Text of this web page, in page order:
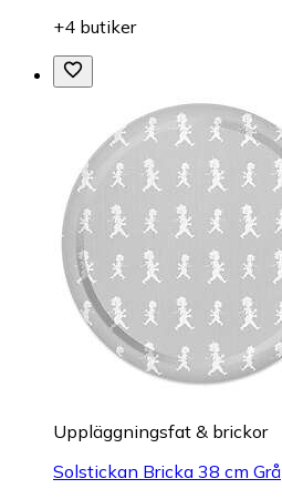
+4 butiker
Uppläggningsfat & brickor
Solstickan Bricka 38 cm Grå